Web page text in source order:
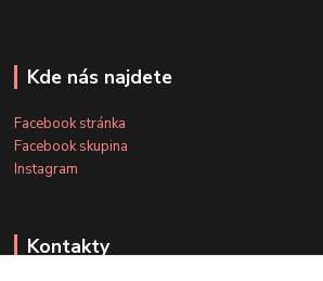
Kde nás najdete
Facebook stránka
Facebook skupina
Instagram
Kontakty